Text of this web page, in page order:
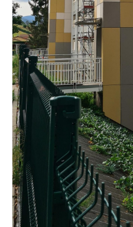
Vous recherchez&nbsp;:
Rechercher